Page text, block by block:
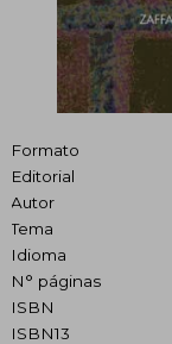
Formato
Editorial
Autor
Tema
Idioma
N° páginas
ISBN
ISBN13